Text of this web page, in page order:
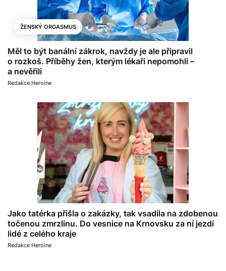
ŽENSKÝ ORGASMUS
Měl to být banální zákrok, navždy je ale připravil
o rozkoš. Příběhy žen, kterým lékaři nepomohli –
a nevěřili
Redakce Heroine
Jako tatérka přišla o zakázky, tak vsadila na zdobenou
točenou zmrzlinu. Do vesnice na Krnovsku za ní jezdí
lidé z celého kraje
Redakce Heroine